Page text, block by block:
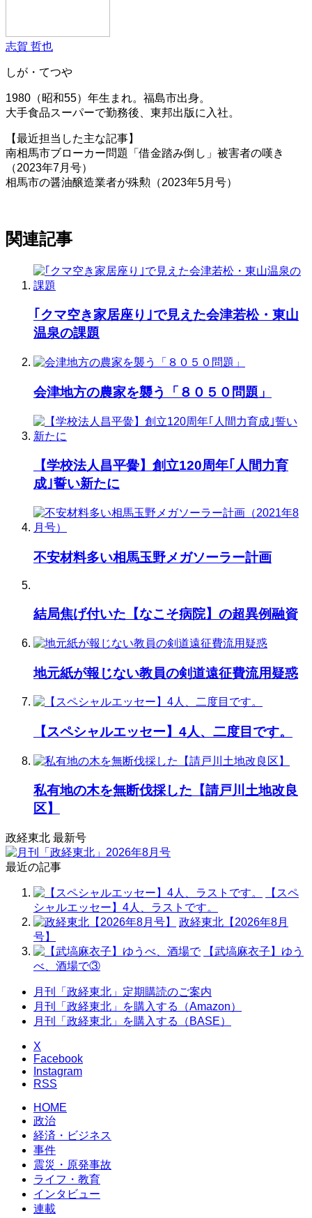
志賀 哲也
しが・てつや
1980（昭和55）年生まれ。福島市出身。
大手食品スーパーで勤務後、東邦出版に入社。
【最近担当した主な記事】
南相馬市ブローカー問題「借金踏み倒し」被害者の嘆き
（2023年7月号）
相馬市の醤油醸造業者が殊勲（2023年5月号）
関連記事
｢クマ空き家居座り｣で見えた会津若松・東山
温泉の課題
会津地方の農家を襲う「８０５０問題」
【学校法人昌平黌】創立120周年｢人間力育
成｣誓い新たに
不安材料多い相馬玉野メガソーラー計画
結局焦げ付いた【なこそ病院】の超異例融資
地元紙が報じない教員の剣道遠征費流用疑惑
【スペシャルエッセー】4人、二度目です。
私有地の木を無断伐採した【請戸川土地改良
区】
政経東北 最新号
最近の記事
【スペ
シャルエッセー】4人、ラストです。
政経東北【2026年8月
号】
【武塙麻衣子】ゆう
べ、酒場で③
月刊「政経東北」定期購読のご案内
月刊「政経東北」を購入する（Amazon）
月刊「政経東北」を購入する（BASE）
X
Facebook
Instagram
RSS
HOME
政治
経済・ビジネス
事件
震災・原発事故
ライフ・教育
インタビュー
連載